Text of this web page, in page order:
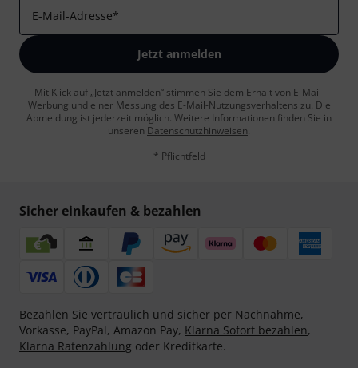
E-Mail-Adresse*
Jetzt anmelden
Mit Klick auf „Jetzt anmelden“ stimmen Sie dem Erhalt von E-Mail-
Werbung und einer Messung des E-Mail-Nutzungsverhaltens zu. Die
Abmeldung ist jederzeit möglich. Weitere Informationen finden Sie in
unseren Datenschutzhinweisen.
* Pflichtfeld
Sicher einkaufen & bezahlen
Bezahlen Sie vertraulich und sicher per Nachnahme,
Vorkasse, PayPal, Amazon Pay, Klarna Sofort bezahlen,
Klarna Ratenzahlung oder Kreditkarte.